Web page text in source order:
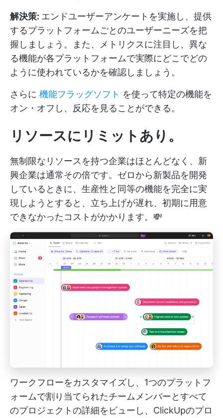
解決策: エンドユーザーアンケートを実施し、提供
するプラットフォームごとのユーザーニーズを把
握しましょう。また、メトリクスに注目し、異な
る機能が各プラットフォームで実際にどこでどの
ように使われているかを確認しましょう。
さらに 機能フラッグソフト を使って特定の機能を
オン・オフし、反応を見ることができる。
リソースにリミットあり。
無制限なリソースを持つ企業はほとんどなく、新
興企業は通常その倍です。ゼロから新製品を開発
しているときに、生産性と同等の機能を完全に実
現しようとすると、立ち上げが遅れ、初期に用意
できなかったコストがかかります。💸
ワークフローをカスタマイズし、1つのプラットフ
ォームで割り当てられたチームメンバーとすべて
のプロジェクトの詳細をビューし、ClickUpのプロ